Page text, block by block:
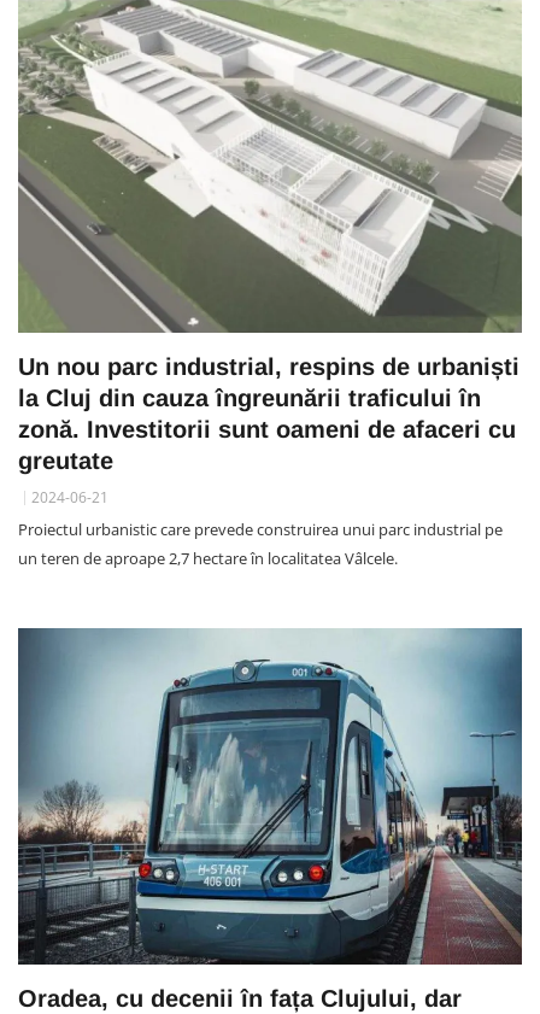
Un nou parc industrial, respins de urbaniști
la Cluj din cauza îngreunării traficului în
zonă. Investitorii sunt oameni de afaceri cu
greutate
2024-06-21
Proiectul urbanistic care prevede construirea unui parc industrial pe
un teren de aproape 2,7 hectare în localitatea Vâlcele.
Oradea, cu decenii în fața Clujului, dar